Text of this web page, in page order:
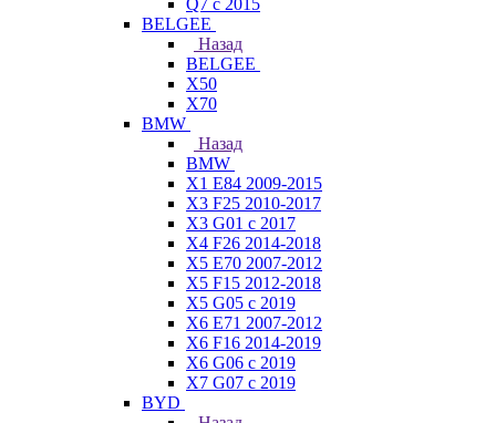
Q7 с 2015
BELGEE
Назад
BELGEE
X50
X70
BMW
Назад
BMW
X1 E84 2009-2015
X3 F25 2010-2017
X3 G01 с 2017
X4 F26 2014-2018
X5 E70 2007-2012
X5 F15 2012-2018
X5 G05 с 2019
X6 E71 2007-2012
X6 F16 2014-2019
X6 G06 с 2019
X7 G07 с 2019
BYD